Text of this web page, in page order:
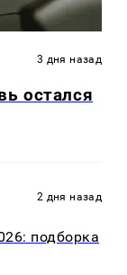
3 дня назад
остался
2 дня назад
подборка